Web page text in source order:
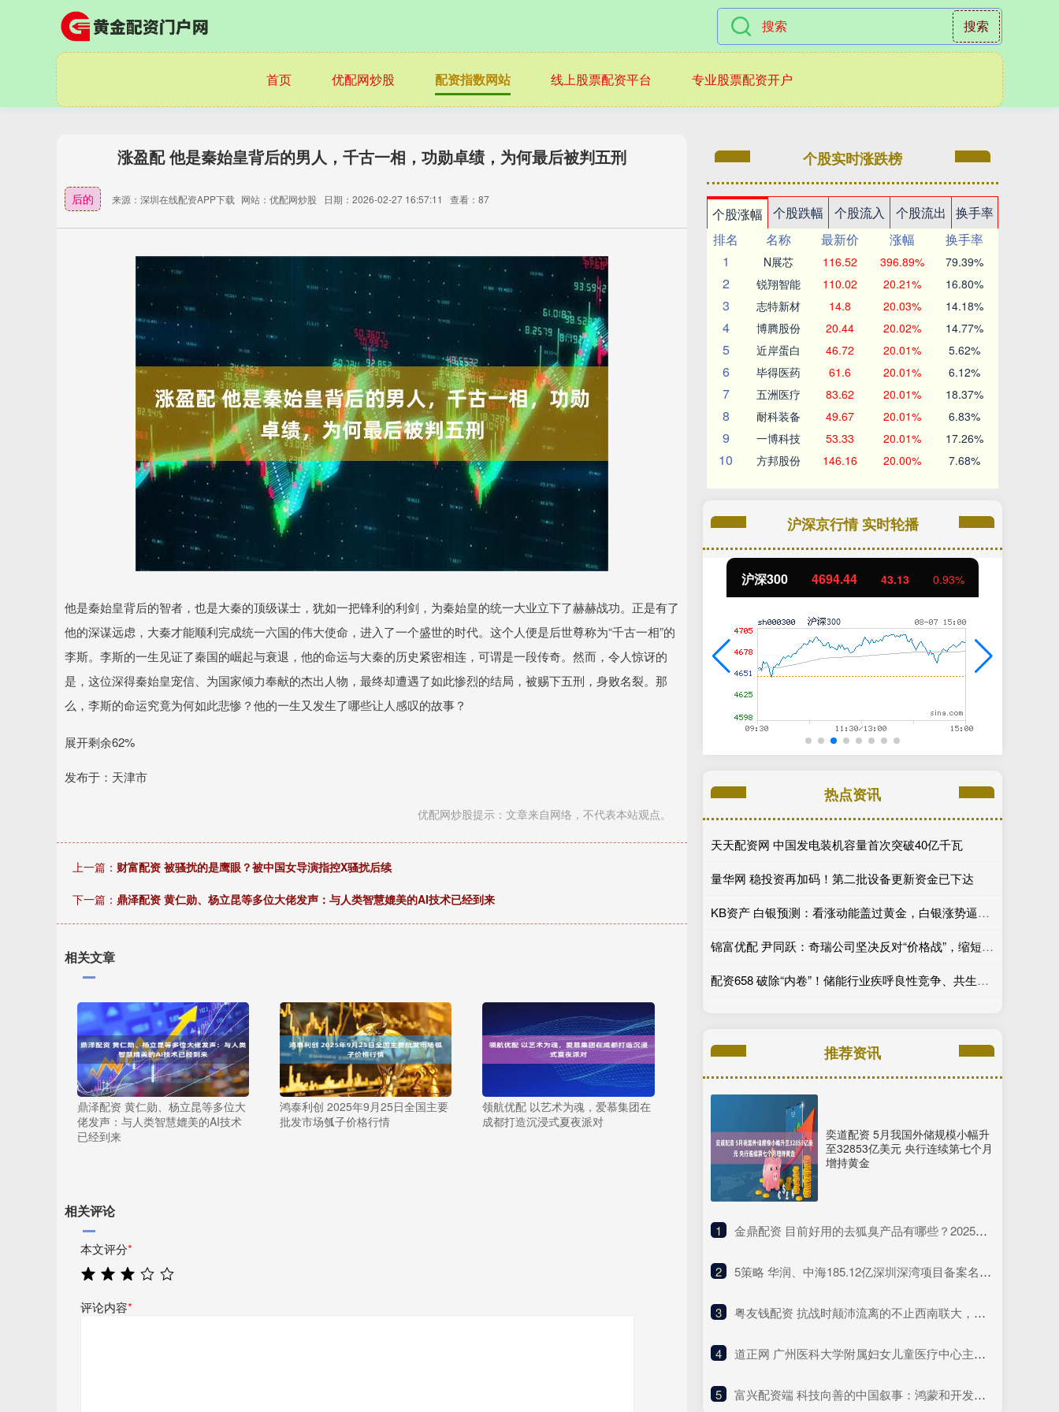
搜索
首页 优配网炒股 配资指数网站 线上股票配资平台 专业股票配资开户
涨盈配 他是秦始皇背后的男人，千古一相，功勋卓绩，为何最后被判五刑
后的 来源：深圳在线配资APP下载 网站：优配网炒股 日期：2026-02-27 16:57:11 查看：87
他是秦始皇背后的智者，也是大秦的顶级谋士，犹如一把锋利的利剑，为秦始皇的统一大业立下了赫赫战功。正是有了
他的深谋远虑，大秦才能顺利完成统一六国的伟大使命，进入了一个盛世的时代。这个人便是后世尊称为“千古一相”的
李斯。李斯的一生见证了秦国的崛起与衰退，他的命运与大秦的历史紧密相连，可谓是一段传奇。然而，令人惊讶的
是，这位深得秦始皇宠信、为国家倾力奉献的杰出人物，最终却遭遇了如此惨烈的结局，被赐下五刑，身败名裂。那
么，李斯的命运究竟为何如此悲惨？他的一生又发生了哪些让人感叹的故事？
展开剩余62%
发布于：天津市
优配网炒股提示：文章来自网络，不代表本站观点。
上一篇： 财富配资 被骚扰的是鹰眼？被中国女导演指控X骚扰后续
下一篇： 鼎泽配资 黄仁勋、杨立昆等多位大佬发声：与人类智慧媲美的AI技术已经到来
相关文章
鼎泽配资 黄仁勋、杨立昆等多位大
佬发声：与人类智慧媲美的AI技术
已经到来
鸿泰利创 2025年9月25日全国主要
批发市场瓠子价格行情
领航优配 以艺术为魂，爱慕集团在
成都打造沉浸式夏夜派对
相关评论
本文评分*
评论内容*
个股实时涨跌榜
个股涨幅 个股跌幅 个股流入 个股流出
换手率
排名
名称 最新价 涨幅
换手率
1
N展芯 116.52 396.89% 79.39%
2 锐翔智能 110.02 20.21% 16.80%
3 志特新材 14.8 20.03% 14.18%
4 博腾股份 20.44 20.02% 14.77%
5 近岸蛋白 46.72 20.01% 5.62%
6 毕得医药 61.6 20.01% 6.12%
7 五洲医疗 83.62 20.01% 18.37%
8 耐科装备 49.67 20.01% 6.83%
9 一博科技 53.33 20.01% 17.26%
10 方邦股份 146.16 20.00% 7.68%
沪深京行情 实时轮播
北证50 1134.24 11.37 1.01%
热点资讯
天天配资网 中国发电装机容量首次突破40亿千瓦
量华网 稳投资再加码！第二批设备更新资金已下达
KB资产 白银预测：看涨动能盖过黄金，白银涨势逼近40美元关口
锦富优配 尹同跃：奇瑞公司坚决反对“价格战”，缩短供应商货款支付账期
配资658 破除“内卷”！储能行业疾呼良性竞争、共生共赢
推荐资讯
奕道配资 5月我国外储规模小幅升
至32853亿美元 央行连续第七个月
增持黄金
1 ​金鼎配资 目前好用的去狐臭产品有哪些？2025年十大品牌排行榜，这款实力派
2 ​5策略 华润、中海185.12亿深圳深湾项目备案名确定为“后海沄玺花园”
3 ​粤友钱配资 抗战时颠沛流离的不止西南联大，作家重走十所大学内迁路
4 ​道正网 广州医科大学附属妇女儿童医疗中心主任李杰：城乡差异与年轻化趋势下乳腺癌需提升早筛意识丨21CC肿瘤周
5 ​富兴配资端 科技向善的中国叙事：鸿蒙和开发者“在一起”，让千家万户的生活更美好